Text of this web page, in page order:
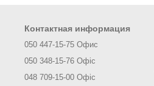
Контактная информация
050 447-15-75 Офис
050 348-15-76 Офіс
048 709-15-00 Офіс